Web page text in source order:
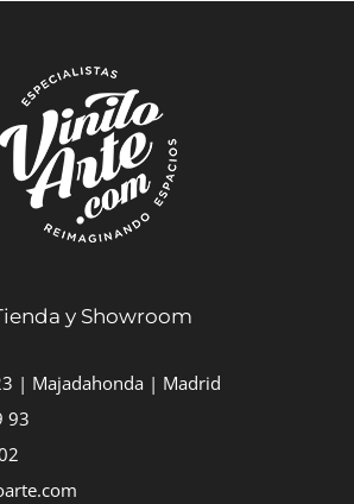
y Showroom
| Majadahonda | Madrid
93